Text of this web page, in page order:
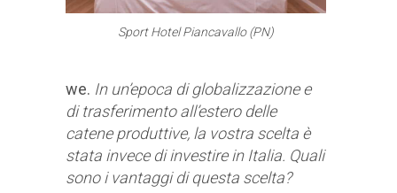
Sport Hotel Piancavallo (PN)
we. In un’epoca di globalizzazione e
di trasferimento all’estero delle
catene produttive, la vostra scelta è
stata invece di investire in Italia. Quali
sono i vantaggi di questa scelta?